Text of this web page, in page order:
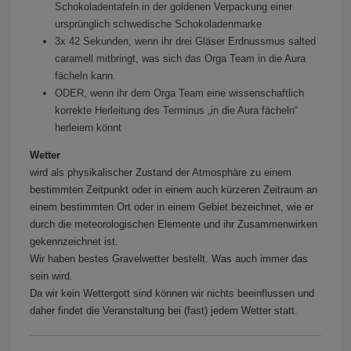
Schokoladentafeln in der goldenen Verpackung einer
ursprünglich schwedische Schokoladenmarke
3x 42 Sekunden, wenn ihr drei Gläser Erdnussmus salted
caramell mitbringt, was sich das Orga Team in die Aura
fächeln kann.
ODER, wenn ihr dem Orga Team eine wissenschaftlich
korrekte Herleitung des Terminus „in die Aura fächeln“
herleiern könnt
Wetter
wird als physikalischer Zustand der Atmosphäre zu einem
bestimmten Zeitpunkt oder in einem auch kürzeren Zeitraum an
einem bestimmten Ort oder in einem Gebiet bezeichnet, wie er
durch die meteorologischen Elemente und ihr Zusammenwirken
gekennzeichnet ist.
Wir haben bestes Gravelwetter bestellt. Was auch immer das
sein wird.
Da wir kein Wettergott sind können wir nichts beeinflussen und
daher findet die Veranstaltung bei (fast) jedem Wetter statt.